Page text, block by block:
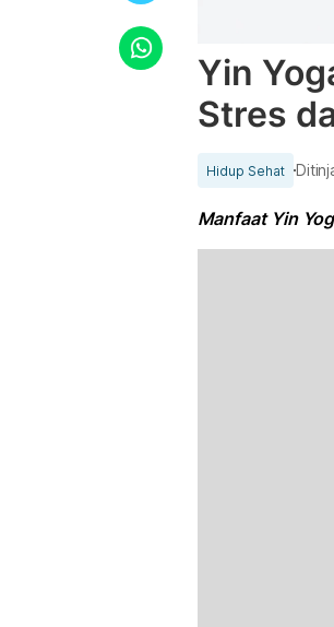
Yin
Stres
Hidup Sehat
Manfaat Yin